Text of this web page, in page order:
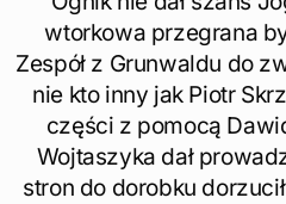
wtorkowa przegrana
Zespół z Grunwaldu do
nie kto inny jak Piotr
części z pomocą
Wojtaszyka dał
stron do dorobku